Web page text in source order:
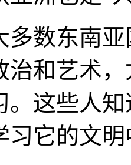
多数东南
治和艺术
。这些人
习它的文